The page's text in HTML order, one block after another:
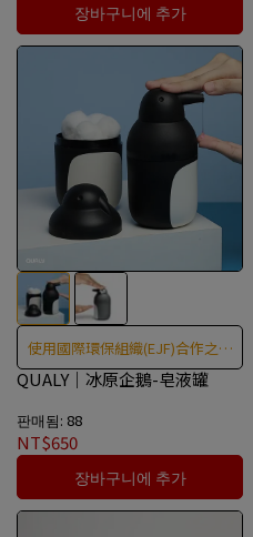
장바구니에 추가
使用國際環保組織(EJF)合作之回
收漁網所製成，100%可回收。
QUALY｜冰原企鵝-皂液罐
판매됨: 88
NT$650
장바구니에 추가